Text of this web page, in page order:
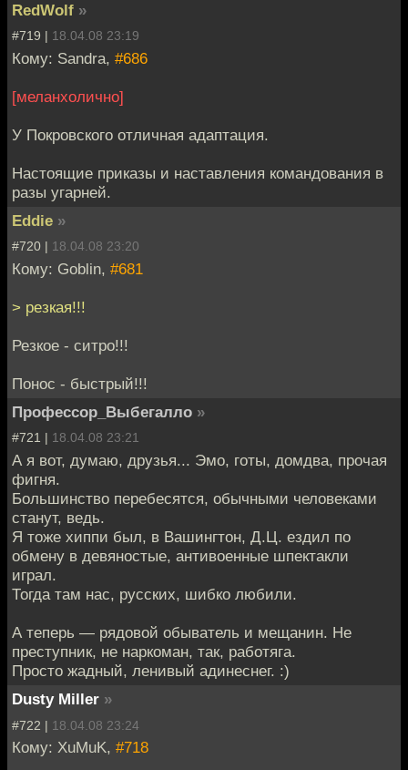
RedWolf »
#719 | 18.04.08 23:19
Кому: Sandra, #686
[меланхолично]
У Покровского отличная адаптация.
Настоящие приказы и наставления командования в
разы угарней.
Eddie »
#720 | 18.04.08 23:20
Кому: Goblin, #681
> резкая!!!
Резкое - ситро!!!
Понос - быстрый!!!
Профессор_Выбегалло »
#721 | 18.04.08 23:21
А я вот, думаю, друзья... Эмо, готы, домдва, прочая
фигня.
Большинство перебесятся, обычными человеками
станут, ведь.
Я тоже хиппи был, в Вашингтон, Д.Ц. ездил по
обмену в девяностые, антивоенные шпектакли
играл.
Тогда там нас, русских, шибко любили.
А теперь — рядовой обыватель и мещанин. Не
преступник, не наркоман, так, работяга.
Просто жадный, ленивый адинеснег. :)
Dusty Miller »
#722 | 18.04.08 23:24
Кому: XuMuK, #718